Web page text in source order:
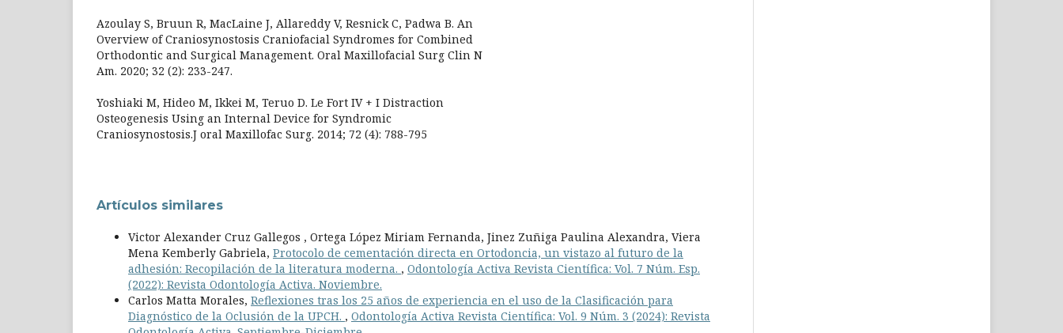
Azoulay S, Bruun R, MacLaine J, Allareddy V, Resnick C, Padwa B. An
Overview of Craniosynostosis Craniofacial Syndromes for Combined
Orthodontic and Surgical Management. Oral Maxillofacial Surg Clin N
Am. 2020; 32 (2): 233-247.
Yoshiaki M, Hideo M, Ikkei M, Teruo D. Le Fort IV + I Distraction
Osteogenesis Using an Internal Device for Syndromic
Craniosynostosis.J oral Maxillofac Surg. 2014; 72 (4): 788-795
Artículos similares
Victor Alexander Cruz Gallegos , Ortega López Miriam Fernanda, Jinez Zuñiga Paulina Alexandra, Viera
Mena Kemberly Gabriela, Protocolo de cementación directa en Ortodoncia, un vistazo al futuro de la
adhesión: Recopilación de la literatura moderna. , Odontología Activa Revista Científica: Vol. 7 Núm. Esp.
(2022): Revista Odontología Activa. Noviembre.
Carlos Matta Morales, Reflexiones tras los 25 años de experiencia en el uso de la Clasificación para
Diagnóstico de la Oclusión de la UPCH. , Odontología Activa Revista Científica: Vol. 9 Núm. 3 (2024): Revista